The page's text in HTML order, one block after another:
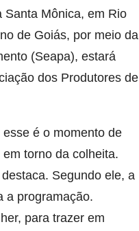
Santa Mônica, em Rio
de Goiás, por meio da
(Seapa), estará
dos Produtores de
é o momento de
torno da colheita.
Segundo ele, a
a programação.
para trazer em